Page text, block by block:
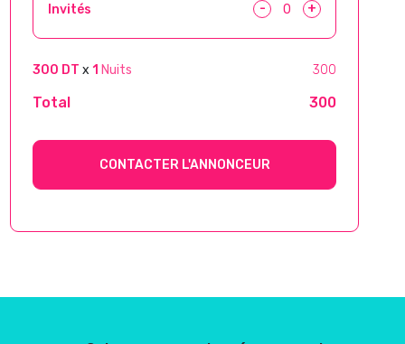
Invités - +
300 DT x 1 Nuits 300
Total 300
CONTACTER L'ANNONCEUR